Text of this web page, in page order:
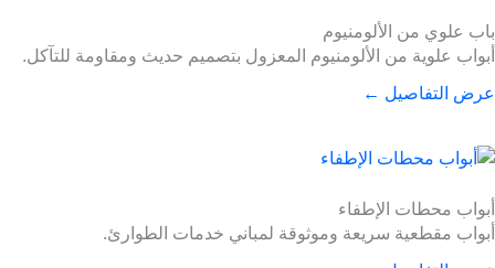
باب علوي من الألومنيوم
أبواب علوية من الألومنيوم المعزول بتصميم حديث ومقاومة للتآكل.
عرض التفاصيل ←
أبواب محطات الإطفاء
أبواب مقطعية سريعة وموثوقة لمباني خدمات الطوارئ.